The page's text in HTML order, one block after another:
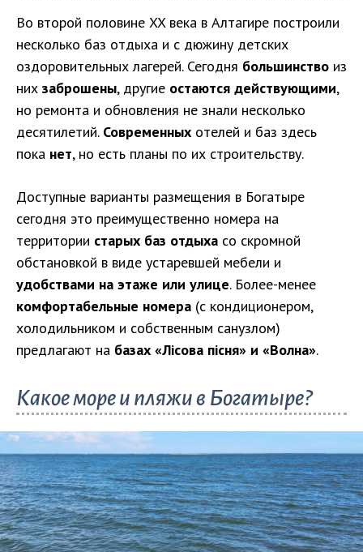
Во второй половине XX века в Алтагире построили
несколько баз отдыха и с дюжину детских
оздоровительных лагерей. Сегодня большинство из
них заброшены, другие остаются действующими,
но ремонта и обновления не знали несколько
десятилетий. Современных отелей и баз здесь
пока нет, но есть планы по их строительству.
Доступные варианты размещения в Богатыре
сегодня это преимущественно номера на
территории старых баз отдыха со скромной
обстановкой в виде устаревшей мебели и
удобствами на этаже или улице. Более-менее
комфортабельные номера (с кондиционером,
холодильником и собственным санузлом)
предлагают на базах «Лісова пісня» и «Волна».
Какое море и пляжи в Богатыре?